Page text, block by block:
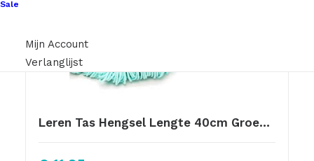
Sale
Mijn Account
Verlanglijst
Leren Tas Hengsel Lengte 40cm Groengrijs